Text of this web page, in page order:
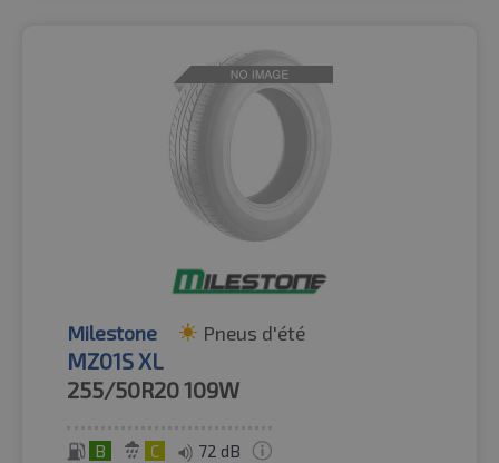
Milestone Pneus d'été
MZ01S XL
255/50R20109W
B C 72 dB